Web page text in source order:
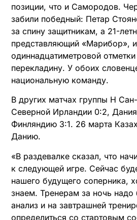
позиции, что и Самородов.
забили победный: Петар
за спину защитникам, а 21-
представляющий «Марибор»,
одиннадцатиметровой
перекладину. У обоих
национальную команду.
В других матчах группы H
Северной Ирландии 0:2,
Финляндию 3:1. 26 марта
Данию.
«В раздевалке сказал, что
к следующей игре. Сейчас
нашего будущего соперника,
знаем. Тренерам за ночь надо
анализ и на завтрашней
определиться со стартовым